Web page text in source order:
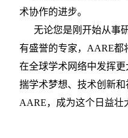
术协作的进步。
无论您是刚开始从事
有盛誉的专家， AARE都
在全球学术网络中发挥
揣学术梦想、技术创新
AARE，成为这个日益壮